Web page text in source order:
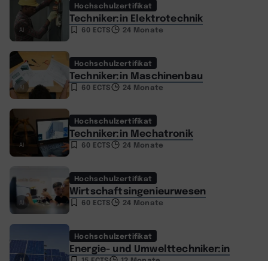
AI
Hochschulzertifikat
Techniker:in Elektrotechnik
60 ECTS 24 Monate
AI
Hochschulzertifikat
Techniker:in Maschinenbau
60 ECTS 24 Monate
AI
Hochschulzertifikat
Techniker:in Mechatronik
60 ECTS 24 Monate
AI
Hochschulzertifikat
Wirtschaftsingenieurwesen
60 ECTS 24 Monate
Hochschulzertifikat
Energie- und Umwelttechniker:in